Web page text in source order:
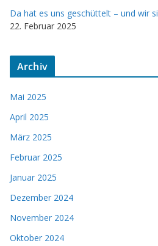
Da hat es uns geschüttelt – und wir
22. Februar 2025
Archiv
Mai 2025
April 2025
März 2025
Februar 2025
Januar 2025
Dezember 2024
November 2024
Oktober 2024